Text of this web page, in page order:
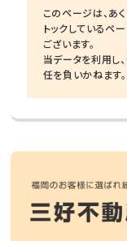
このページは、あ
トックしているペ
ございます。
当データを利用し
任を負いかねます